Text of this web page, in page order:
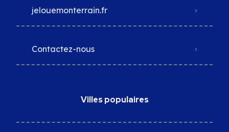
jelouemonterrain.fr
Contactez-nous
Villes populaires